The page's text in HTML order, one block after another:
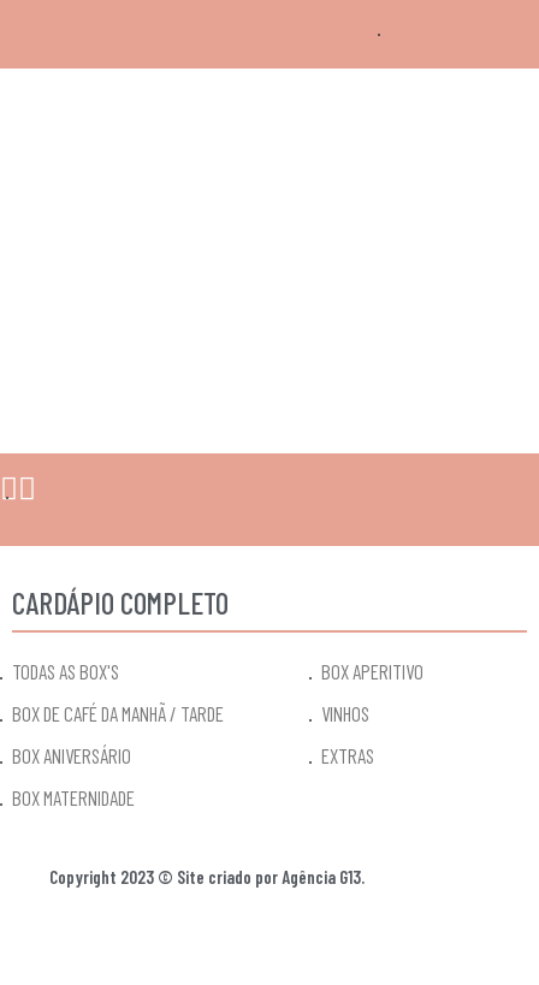
CARDÁPIO COMPLETO
TODAS AS BOX'S
BOX DE CAFÉ DA MANHÃ / TARDE
BOX ANIVERSÁRIO
BOX MATERNIDADE
BOX APERITIVO
VINHOS
EXTRAS
Copyright 2023 © Site criado por Agência G13.